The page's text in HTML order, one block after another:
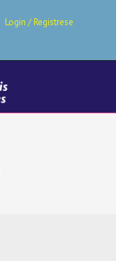
Login / Registrese